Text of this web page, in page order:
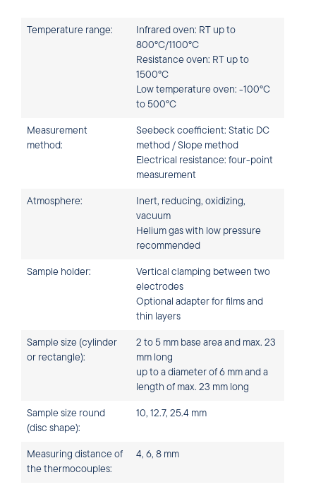
Temperature range:
Infrared oven: RT up to
800°C/1100°C
Resistance oven: RT up to
1500°C
Low temperature oven: -100°C
to 500°C
Measurement
method:
Seebeck coefficient: Static DC
method / Slope method
Electrical resistance: four-point
measurement
Atmosphere:
Inert, reducing, oxidizing,
vacuum
Helium gas with low pressure
recommended
Sample holder:
Vertical clamping between two
electrodes
Optional adapter for films and
thin layers
Sample size (cylinder
or rectangle):
2 to 5 mm base area and max. 23
mm long
up to a diameter of 6 mm and a
length of max. 23 mm long
Sample size round
(disc shape):
10, 12.7, 25.4 mm
Measuring distance of
the thermocouples:
4, 6, 8 mm